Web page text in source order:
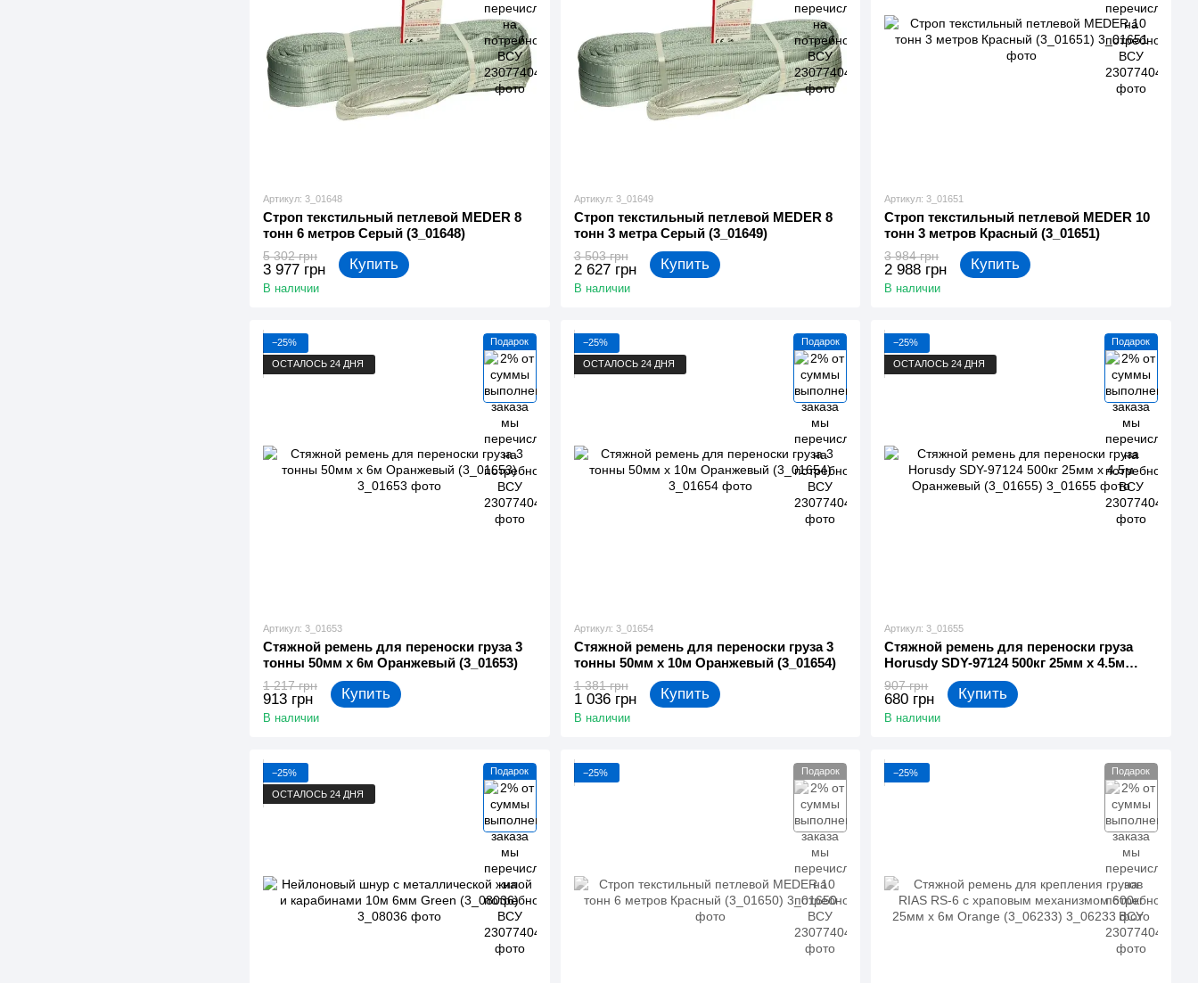
Артикул: 3_01648
Строп текстильный петлевой MEDER 8
тонн 6 метров Серый (3_01648)
5 302 грн
3 977 грн Купить
В наличии
Артикул: 3_01649
Строп текстильный петлевой MEDER 8
тонн 3 метра Серый (3_01649)
3 503 грн
2 627 грн Купить
В наличии
Артикул: 3_01651
Строп текстильный петлевой MEDER 10
тонн 3 метров Красный (3_01651)
3 984 грн
2 988 грн Купить
В наличии
Подарок
−25%
ОСТАЛОСЬ 24 ДНЯ
Артикул: 3_01653
Стяжной ремень для переноски груза 3
тонны 50мм х 6м Оранжевый (3_01653)
1 217 грн
913 грн Купить
В наличии
Подарок
−25%
ОСТАЛОСЬ 24 ДНЯ
Артикул: 3_01654
Стяжной ремень для переноски груза 3
тонны 50мм х 10м Оранжевый (3_01654)
1 381 грн
1 036 грн Купить
В наличии
Подарок
−25%
ОСТАЛОСЬ 24 ДНЯ
Артикул: 3_01655
Стяжной ремень для переноски груза
Horusdy SDY-97124 500кг 25мм х 4.5м
Оранжевый (3_01655)
907 грн
680 грн Купить
В наличии
Подарок
−25%
ОСТАЛОСЬ 24 ДНЯ
Подарок
−25% Подарок
−25%